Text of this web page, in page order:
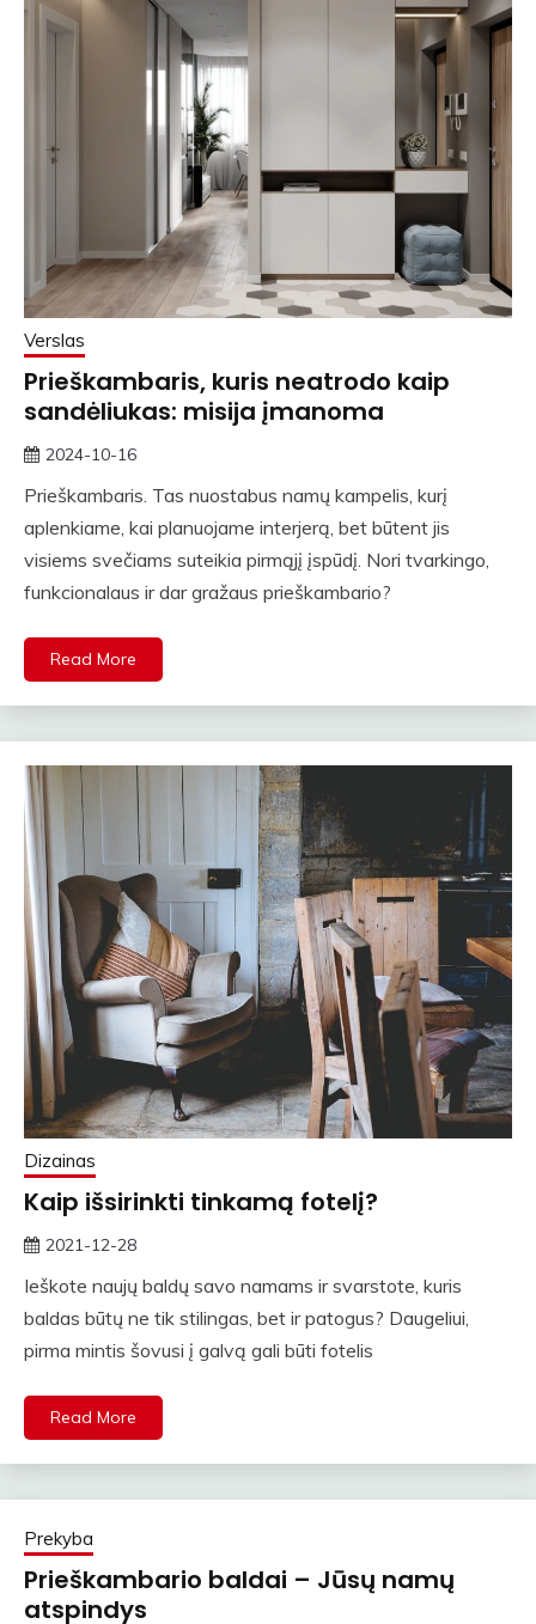
Verslas
Prieškambaris, kuris neatrodo kaip
sandėliukas: misija įmanoma
2024-10-16
Prieškambaris. Tas nuostabus namų kampelis, kurį
aplenkiame, kai planuojame interjerą, bet būtent jis
visiems svečiams suteikia pirmąjį įspūdį. Nori tvarkingo,
funkcionalaus ir dar gražaus prieškambario?
Read More
Dizainas
Kaip išsirinkti tinkamą fotelį?
2021-12-28
Ieškote naujų baldų savo namams ir svarstote, kuris
baldas būtų ne tik stilingas, bet ir patogus? Daugeliui,
pirma mintis šovusi į galvą gali būti fotelis
Read More
Prekyba
Prieškambario baldai – Jūsų namų
atspindys